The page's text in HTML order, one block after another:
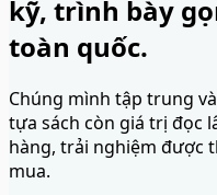
kỹ, trình bày
toàn quốc.
Chúng mình tập trung
tựa sách còn giá trị đọc
hàng, trải nghiệm được
mua.